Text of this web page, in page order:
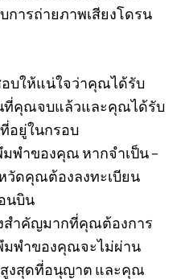
การถ่ายภาพเสียงโดรน
บให้แน่ใจว่าคุณได้รับ
คุณจบแล้วและคุณได้รับ
อยู่ในกรอบ
มพำของคุณ หากจำเป็น –
วัดคุณต้องลงทะเบียน
นบิน
สำคัญมากที่คุณต้องการ
มพำของคุณจะไม่ผ่าน
สูงสุดที่อนุญาต และคุณ